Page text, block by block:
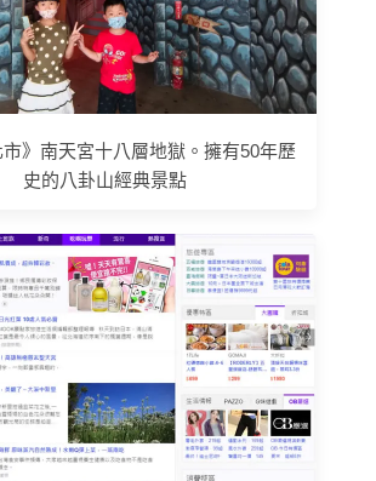
》南天宮十八層地獄。擁有50年歷
史的八卦山經典景點